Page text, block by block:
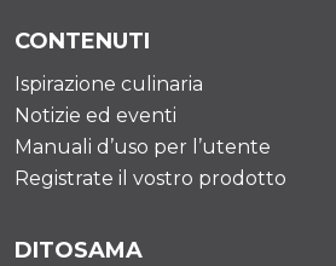
CONTENUTI
Ispirazione culinaria
Notizie ed eventi
Manuali d’uso per l’utente
Registrate il vostro prodotto
DITOSAMA